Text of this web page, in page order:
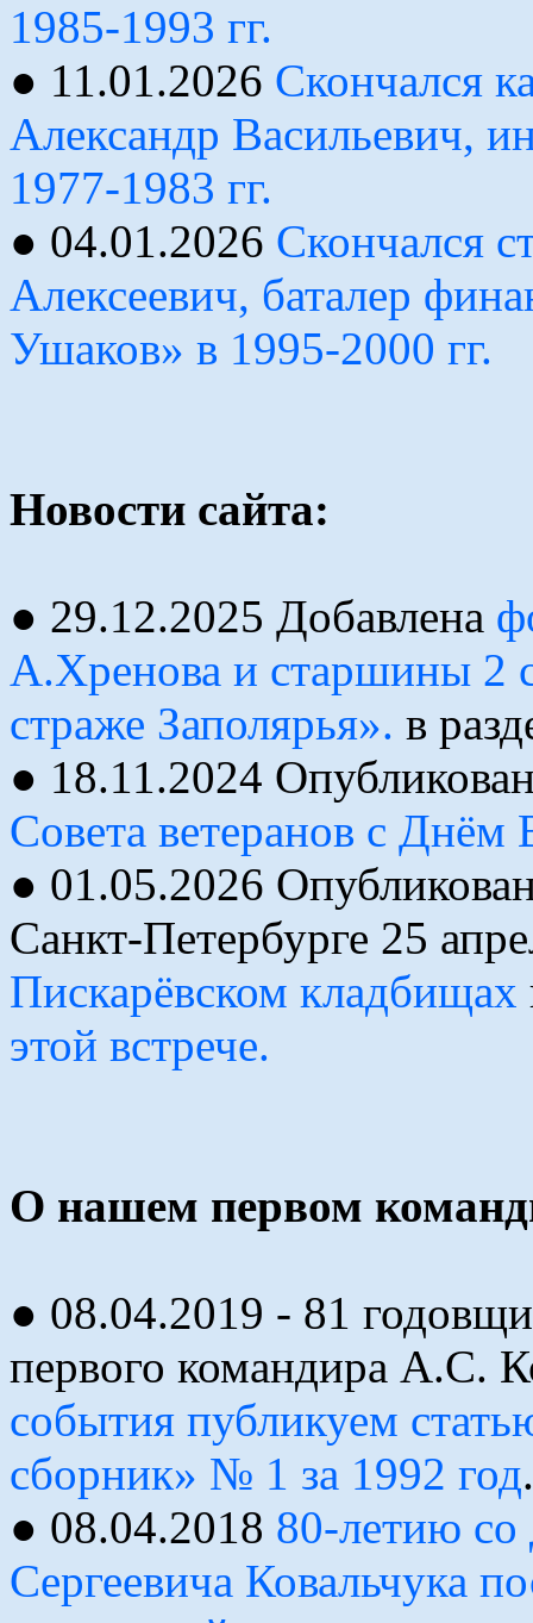
1985-1993 гг.
● 11.01.2026 Скончался
Александр Васильевич,
1977-1983 гг.
● 04.01.2026 Скончался
Алексеевич, баталер
Ушаков» в 1995-2000 гг.
Новости сайта:
● 29.12.2025 Добавлена
А.Хренова и старшины 2
страже Заполярья». в
● 18.11.2024
Совета ветеранов с
● 01.05.2026
Санкт-Петербурге 25
Пискарёвском кладбищах
этой встрече.
О нашем первом
● 08.04.2019 - 81
первого командира А.С.
события публикуем
сборник» № 1 за 1992 год.
● 08.04.2018 80-летию со
Сергеевича Ковальчука